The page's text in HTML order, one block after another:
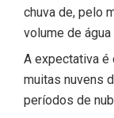
chuva de, pelo
volume de
A expectativa é
muitas nuvens
períodos de